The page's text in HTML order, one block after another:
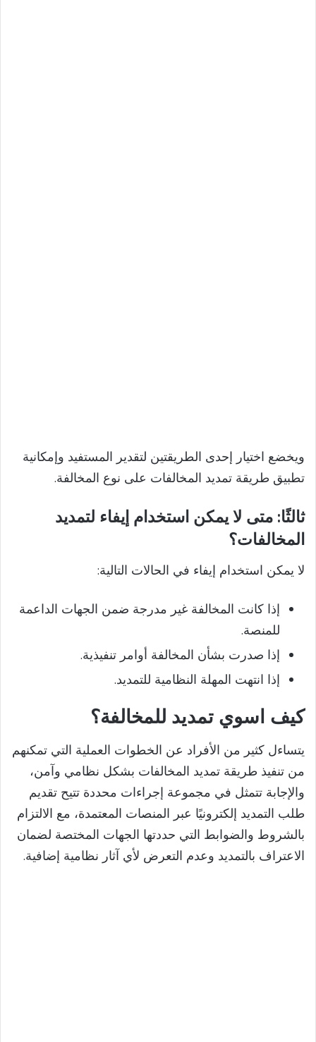
ويخضع اختيار إحدى الطريقتين لتقدير المستفيد وإمكانية
تطبيق طريقة تمديد المخالفات على نوع المخالفة.
ثالثًا: متى لا يمكن استخدام إيفاء لتمديد
المخالفات؟
لا يمكن استخدام إيفاء في الحالات التالية:
إذا كانت المخالفة غير مدرجة ضمن الجهات الداعمة
للمنصة.
إذا صدرت بشأن المخالفة أوامر تنفيذية.
إذا انتهت المهلة النظامية للتمديد.
كيف اسوي تمديد للمخالفة؟
يتساءل كثير من الأفراد عن الخطوات العملية التي تمكنهم
من تنفيذ طريقة تمديد المخالفات بشكل نظامي وآمن،
والإجابة تتمثل في مجموعة إجراءات محددة تتيح تقديم
طلب التمديد إلكترونيًا عبر المنصات المعتمدة، مع الالتزام
بالشروط والضوابط التي حددتها الجهات المختصة لضمان
الاعتراف بالتمديد وعدم التعرض لأي آثار نظامية إضافية.